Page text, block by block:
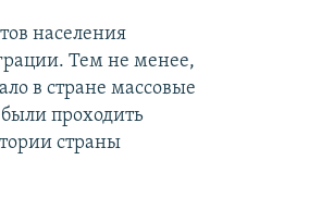
населения
Тем не менее,
в стране массовые
проходить
страны